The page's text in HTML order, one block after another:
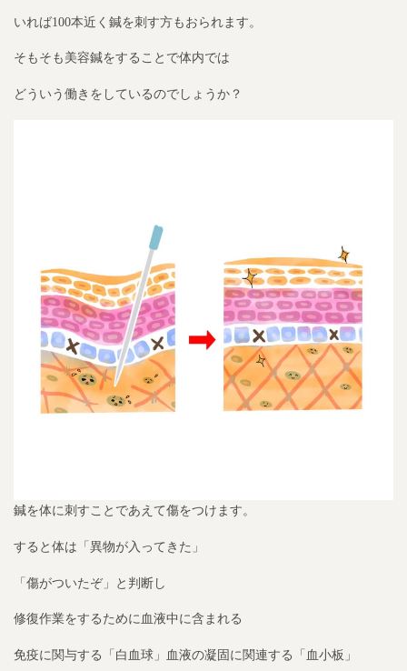
いれば100本近く鍼を刺す方もおられます。
そもそも美容鍼をすることで体内では
どういう働きをしているのでしょうか？
鍼を体に刺すことであえて傷をつけます。
すると体は「異物が入ってきた」
「傷がついたぞ」と判断し
修復作業をするために血液中に含まれる
免疫に関与する「白血球」血液の凝固に関連する「血小板」